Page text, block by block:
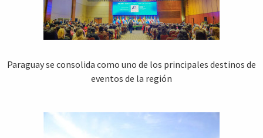
Paraguay se consolida como uno de los principales destinos de
eventos de la región